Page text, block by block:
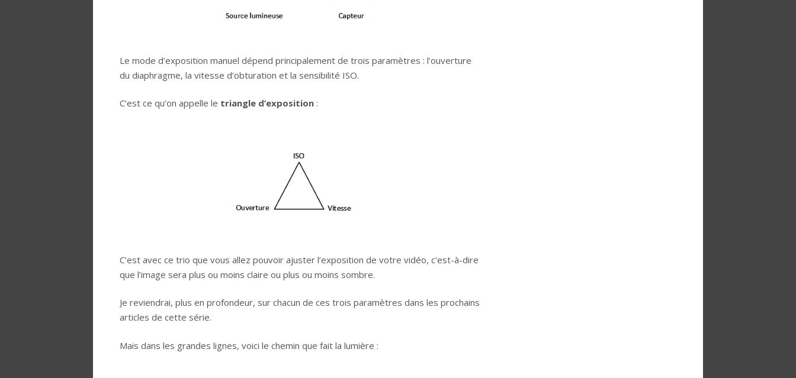
Le mode d’exposition manuel dépend principalement de trois paramètres : l’ouverture
du diaphragme, la vitesse d’obturation et la sensibilité ISO.
C’est ce qu’on appelle le triangle d’exposition :
C’est avec ce trio que vous allez pouvoir ajuster l’exposition de votre vidéo, c’est-à-dire
que l’image sera plus ou moins claire ou plus ou moins sombre.
Je reviendrai, plus en profondeur, sur chacun de ces trois paramètres dans les prochains
articles de cette série.
Mais dans les grandes lignes, voici le chemin que fait la lumière :